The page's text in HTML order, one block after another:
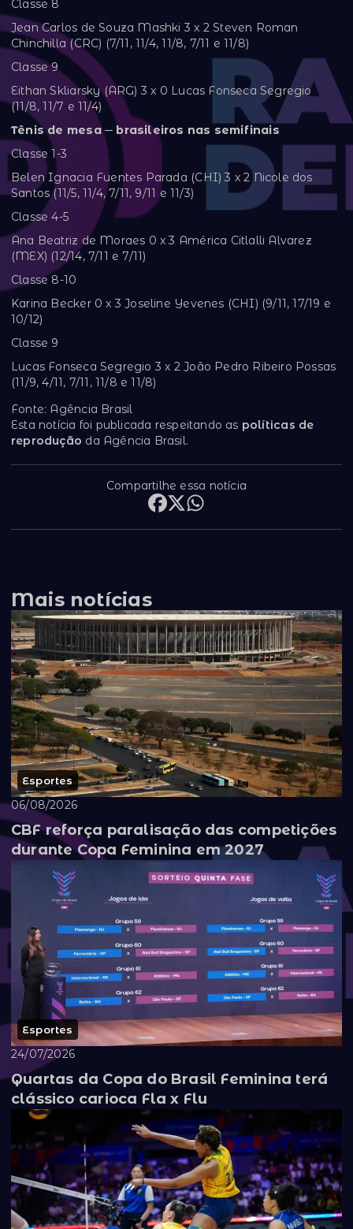
Classe 8
Jean Carlos de Souza Mashki 3 x 2 Steven Roman
Chinchilla (CRC) (7/11, 11/4, 11/8, 7/11 e 11/8)
Classe 9
Eithan Skliarsky (ARG) 3 x 0 Lucas Fonseca Segregio
(11/8, 11/7 e 11/4)
Tênis de mesa ─ brasileiros nas semifinais
Classe 1-3
Belen Ignacia Fuentes Parada (CHI) 3 x 2 Nicole dos
Santos (11/5, 11/4, 7/11, 9/11 e 11/3)
Classe 4-5
Ana Beatriz de Moraes 0 x 3 América Citlalli Alvarez
(MEX) (12/14, 7/11 e 7/11)
Classe 8-10
Karina Becker 0 x 3 Joseline Yevenes (CHI) (9/11, 17/19 e
10/12)
Classe 9
Lucas Fonseca Segregio 3 x 2 João Pedro Ribeiro Possas
(11/9, 4/11, 7/11, 11/8 e 11/8)
Fonte: Agência Brasil
Esta notícia foi publicada respeitando as políticas de
reprodução da Agência Brasil.
Compartilhe essa notícia
Mais notícias
Esportes
06/08/2026
CBF reforça paralisação das competições
durante Copa Feminina em 2027
Esportes
24/07/2026
Quartas da Copa do Brasil Feminina terá
clássico carioca Fla x Flu